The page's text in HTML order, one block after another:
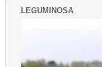
LEGUMINOSA